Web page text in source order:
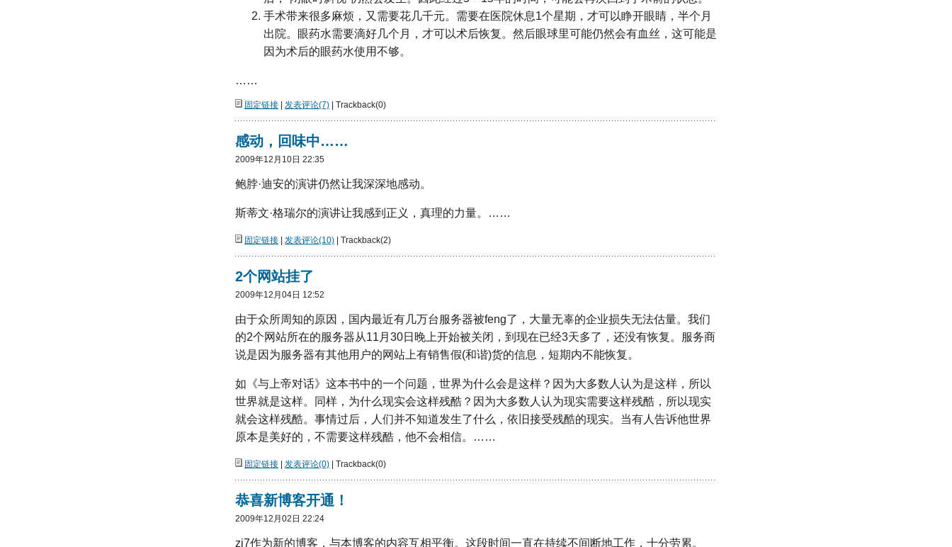
手术带来很多麻烦，又需要花几千元。需要在医院休息1个星期，才可以睁开眼睛，半个月
出院。眼药水需要滴好几个月，才可以术后恢复。然后眼球里可能仍然会有血丝，这可能是
因为术后的眼药水使用不够。
……
固定链接 发表评论(7) | Trackback(0)
感动，回味中……
2009年12月10日 22:35
鲍脖·迪安的演讲仍然让我深深地感动。
斯蒂文·格瑞尔的演讲让我感到正义，真理的力量。……
固定链接 发表评论(10) | Trackback(2)
2个网站挂了
2009年12月04日 12:52
由于众所周知的原因，国内最近有几万台服务器被feng了，大量无辜的企业损失无法估量。我们
的2个网站所在的服务器从11月30日晚上开始被关闭，到现在已经3天多了，还没有恢复。服务商
说是因为服务器有其他用户的网站上有销售假(和谐)货的信息，短期内不能恢复。
如《与上帝对话》这本书中的一个问题，世界为什么会是这样？因为大多数人认为是这样，所以
世界就是这样。同样，为什么现实会这样残酷？因为大多数人认为现实需要这样残酷，所以现实
就会这样残酷。事情过后，人们并不知道发生了什么，依旧接受残酷的现实。当有人告诉他世界
原本是美好的，不需要这样残酷，他不会相信。……
固定链接 发表评论(0) | Trackback(0)
恭喜新博客开通！
2009年12月02日 22:24
zj7作为新的博客，与本博客的内容互相平衡。这段时间一直在持续不间断地工作，十分劳累。